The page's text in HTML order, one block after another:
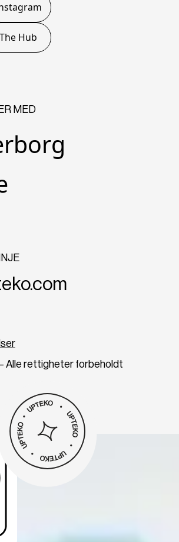
The Hub
MED
Alle rettigheter forbeholdt